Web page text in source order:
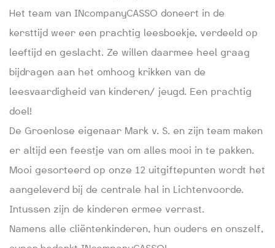
Het team van INcompanyCASSO doneert in de
kersttijd weer een prachtig leesboekje, verdeeld op
leeftijd en geslacht. Ze willen daarmee heel graag
bijdragen aan het omhoog krikken van de
leesvaardigheid van kinderen/ jeugd. Een prachtig
doel!
De Groenlose eigenaar Mark v. S. en zijn team maken
er altijd een feestje van om alles mooi in te pakken.
Mooi gesorteerd op onze 12 uitgiftepunten wordt het
aangeleverd bij de centrale hal in Lichtenvoorde.
Intussen zijn de kinderen ermee verrast.
Namens alle cliëntenkinderen, hun ouders en onszelf,